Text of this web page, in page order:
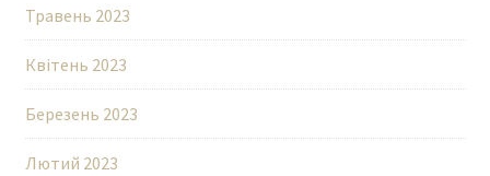
Травень 2023
Квітень 2023
Березень 2023
Лютий 2023